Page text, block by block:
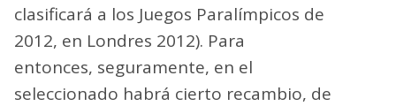
clasificará a los Juegos Paralímpicos de
2012, en Londres 2012). Para
entonces, seguramente, en el
seleccionado habrá cierto recambio, de